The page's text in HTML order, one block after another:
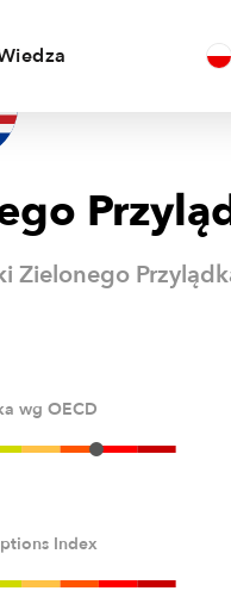
Zielonego
wg OECD
Index